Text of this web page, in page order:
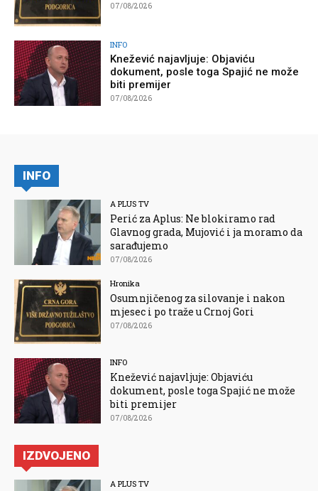
07/08/2026
INFO
Knežević najavljuje: Objaviću
dokument, posle toga Spajić ne može
biti premijer
07/08/2026
INFO
A PLUS TV
Perić za Aplus: Ne blokiramo rad
Glavnog grada, Mujović i ja moramo da
sarađujemo
07/08/2026
Hronika
Osumnjičenog za silovanje i nakon
mjesec i po traže u Crnoj Gori
07/08/2026
INFO
Knežević najavljuje: Objaviću
dokument, posle toga Spajić ne može
biti premijer
07/08/2026
IZDVOJENO
A PLUS TV